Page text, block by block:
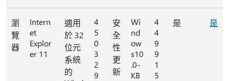
瀏
覽
器
Intern
et
Explor
er 11
適用
於 32
位元
系統
的
4
5
0
3
2
9
安
全
性
更
新
Wi
nd
ow
s10
.0-
KB
4
4
9
9
1
5
是 是